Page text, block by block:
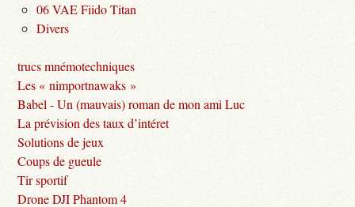
06 VAE Fiido Titan
Divers
trucs mnémotechniques
Les « nimportnawaks »
Babel - Un (mauvais) roman de mon ami Luc
La prévision des taux d’intéret
Solutions de jeux
Coups de gueule
Tir sportif
Drone DJI Phantom 4